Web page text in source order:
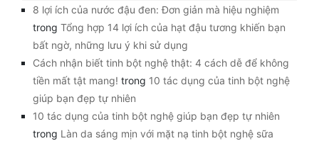
8 lợi ích của nước đậu đen: Đơn giản mà hiệu nghiệm
trong Tổng hợp 14 lợi ích của hạt đậu tương khiến bạn
bất ngờ, những lưu ý khi sử dụng
Cách nhận biết tinh bột nghệ thật: 4 cách dễ để không
tiền mất tật mang! trong 10 tác dụng của tinh bột nghệ
giúp bạn đẹp tự nhiên
10 tác dụng của tinh bột nghệ giúp bạn đẹp tự nhiên
trong Làn da sáng mịn với mặt nạ tinh bột nghệ sữa